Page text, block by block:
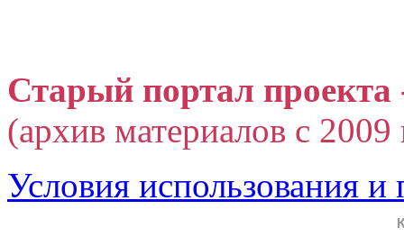
Старый портал
(архив материалов с
Условия использования